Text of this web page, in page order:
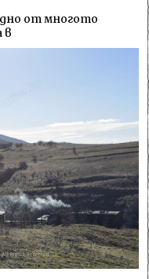
от многото
в